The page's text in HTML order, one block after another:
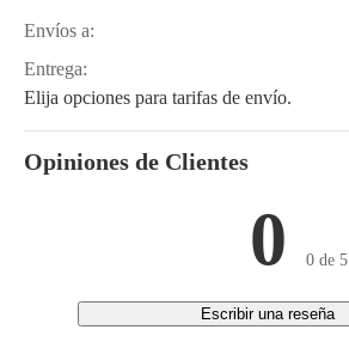
Envíos a:
Entrega:
Elija opciones para tarifas de envío.
Opiniones de Clientes
0 0 de 5
Escribir una reseña